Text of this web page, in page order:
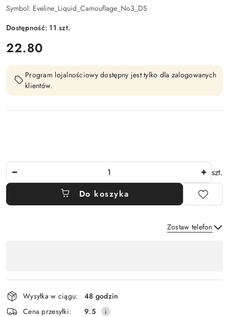
Symbol: Eveline_Liquid_Camouflage_No3_DS
Dostępność: 11szt.
cena:
22.80
Program lojalnościowy dostępny jest tylko dla zalogowanych
klientów.
szt.
Do koszyka
Zostaw telefon
płatność
i
dostawa
Wysyłka w ciągu:
48 godzin
Cena przesyłki:
9.5